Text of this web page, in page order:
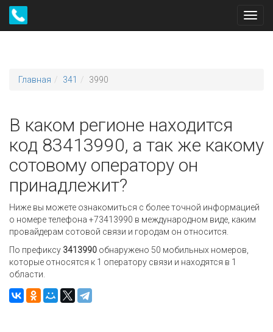
Главная 341 3990
В каком регионе находится
код 83413990, а так же какому
сотовому оператору он
принадлежит?
Ниже вы можете ознакомиться с более точной информацией
о номере телефона +73413990 в международном виде, каким
провайдерам сотовой связи и городам он относится.
По префиксу 3413990 обнаружено 50 мобильных номеров,
которые относятся к 1 оператору связи и находятся в 1
области.